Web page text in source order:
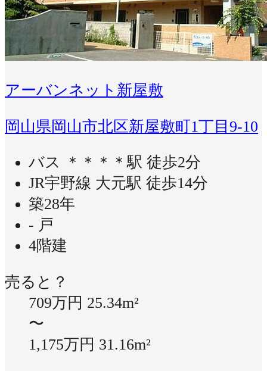
アーバンネット新屋敷
岡山県岡山市北区新屋敷町1丁目9-10
バス ＊＊＊＊駅 徒歩2分
JR宇野線 大元駅 徒歩14分
築28年
- 戸
4階建
売ると？
709万円 25.34m²
〜
1,175万円 31.16m²